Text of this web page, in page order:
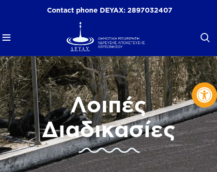
Contact phone DEYAX: 2897032407
Λοιπές
Διαδικασίες